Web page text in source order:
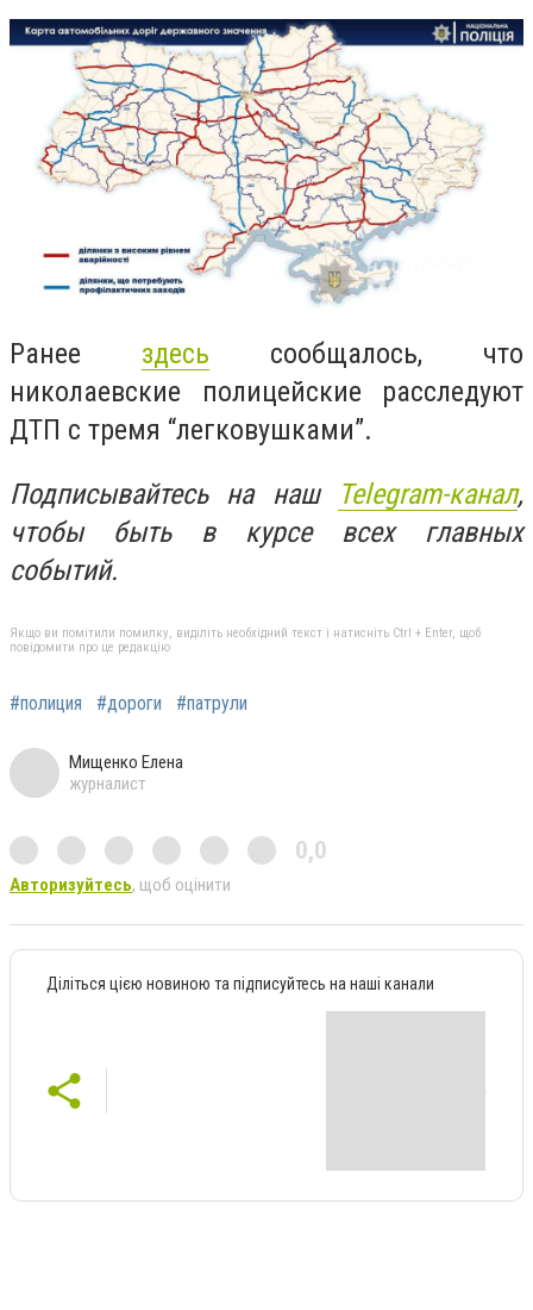
Ранее здесь сообщалось, что
николаевские полицейские расследуют
ДТП с тремя “легковушками”.
Подписывайтесь на наш
Telegram-канал,
чтобы быть в курсе всех главных
событий.
Якщо ви помітили помилку, виділіть необхідний текст і натисніть Ctrl + Enter, щоб
повідомити про це редакцію
#полиция #дороги #патрули
Мищенко Елена
журналист
0,0
Авторизуйтесь, щоб оцінити
Діліться цією новиною та підписуйтесь на наші канали